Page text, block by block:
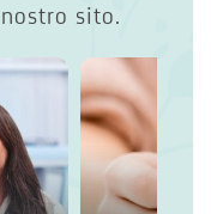
sito.